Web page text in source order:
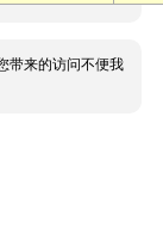
带来的访问不便我